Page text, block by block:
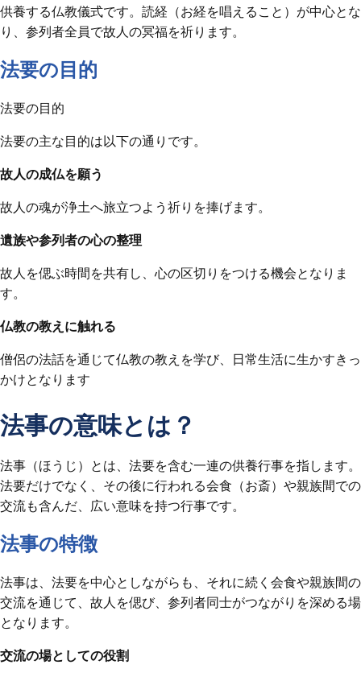
供養する仏教儀式です。読経（お経を唱えること）が中心とな
り、参列者全員で故人の冥福を祈ります。
法要の目的
法要の目的
法要の主な目的は以下の通りです。
故人の成仏を願う
故人の魂が浄土へ旅立つよう祈りを捧げます。
遺族や参列者の心の整理
故人を偲ぶ時間を共有し、心の区切りをつける機会となりま
す。
仏教の教えに触れる
僧侶の法話を通じて仏教の教えを学び、日常生活に生かすきっ
かけとなります
法事の意味とは？
法事（ほうじ）とは、法要を含む一連の供養行事を指します。
法要だけでなく、その後に行われる会食（お斎）や親族間での
交流も含んだ、広い意味を持つ行事です。
法事の特徴
法事は、法要を中心としながらも、それに続く会食や親族間の
交流を通じて、故人を偲び、参列者同士がつながりを深める場
となります。
交流の場としての役割